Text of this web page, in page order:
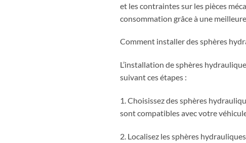
et les contraintes sur les pièces
consommation grâce à une
Comment installer des sphères
L’installation de sphères
suivant ces étapes :
1. Choisissez des sphères
sont compatibles avec votre
2. Localisez les sphères